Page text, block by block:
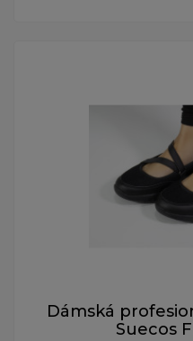
Dámská
Suecos